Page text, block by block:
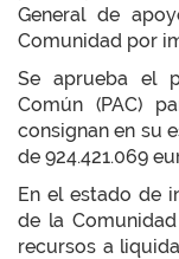
General de
Comunidad por
Se aprueba el
Común (PAC)
consignan en su
de 924.421.069
En el estado de
de la
recursos a